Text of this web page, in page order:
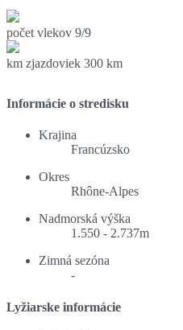
počet vlekov 9/9
km zjazdoviek 300 km
Informácie o stredisku
Krajina
Francúzsko
Okres
Rhône-Alpes
Nadmorská výška
1.550 - 2.737m
Zimná sezóna
-
Lyžiarske informácie